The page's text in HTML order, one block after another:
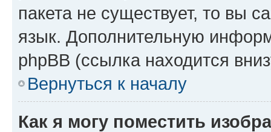
пакета не существует, то вы
язык. Дополнительную
phpBB (ссылка находится
Вернуться к началу
Как я могу поместить